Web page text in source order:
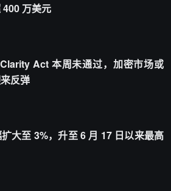
万美元
Act 本周未通过，加密市场或
反弹
大至 3%，升至 6 月 17 日以来最高